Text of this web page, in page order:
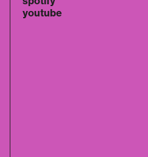
youtube